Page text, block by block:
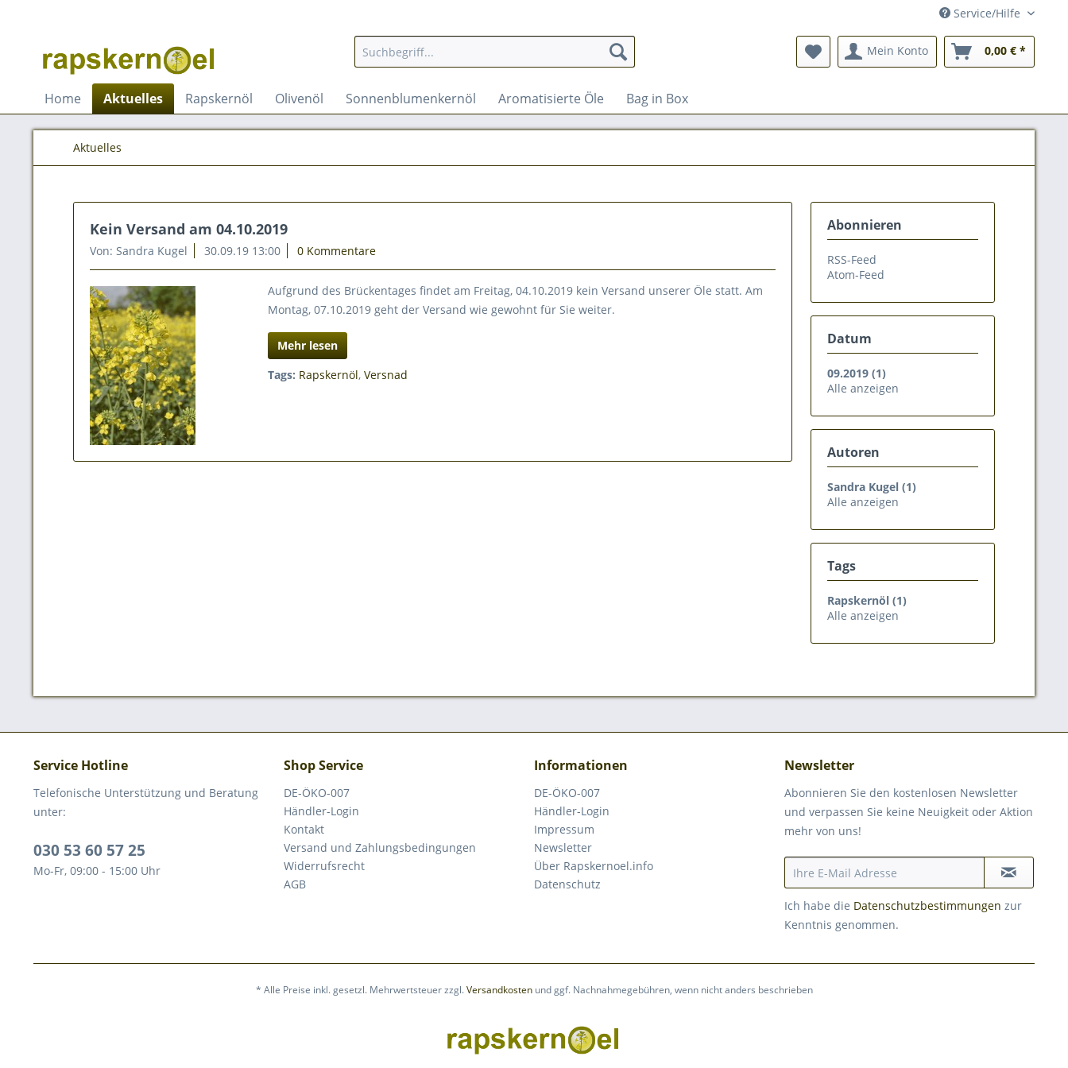
Service/Hilfe
Mein Konto 0,00 € *
Home Aktuelles Rapskernöl Olivenöl Sonnenblumenkernöl Aromatisierte Öle Bag in Box
Aktuelles
Abonnieren
RSS-Feed
Atom-Feed
Datum
09.2019 (1)
Alle anzeigen
Autoren
Sandra Kugel (1)
Alle anzeigen
Tags
Rapskernöl (1)
Alle anzeigen
Kein Versand am 04.10.2019
Von: Sandra Kugel 30.09.19 13:00 0 Kommentare
Aufgrund des Brückentages findet am Freitag, 04.10.2019 kein Versand unserer Öle statt. Am
Montag, 07.10.2019 geht der Versand wie gewohnt für Sie weiter.
Mehr lesen
Tags: Rapskernöl,Versnad
Service Hotline
Telefonische Unterstützung und Beratung
unter:
030 53 60 57 25
Mo-Fr, 09:00 - 15:00 Uhr
Shop Service
DE-ÖKO-007
Händler-Login
Kontakt
Versand und Zahlungsbedingungen
Widerrufsrecht
AGB
Informationen
DE-ÖKO-007
Händler-Login
Impressum
Newsletter
Über Rapskernoel.info
Datenschutz
Newsletter
Abonnieren Sie den kostenlosen Newsletter
und verpassen Sie keine Neuigkeit oder Aktion
mehr von uns!
Ich habe die Datenschutzbestimmungen zur
Kenntnis genommen.
* Alle Preise inkl. gesetzl. Mehrwertsteuer zzgl.Versandkostenund ggf. Nachnahmegebühren, wenn nicht anders beschrieben